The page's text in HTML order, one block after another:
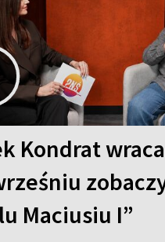
Kondrat wraca
Maciusiu I”